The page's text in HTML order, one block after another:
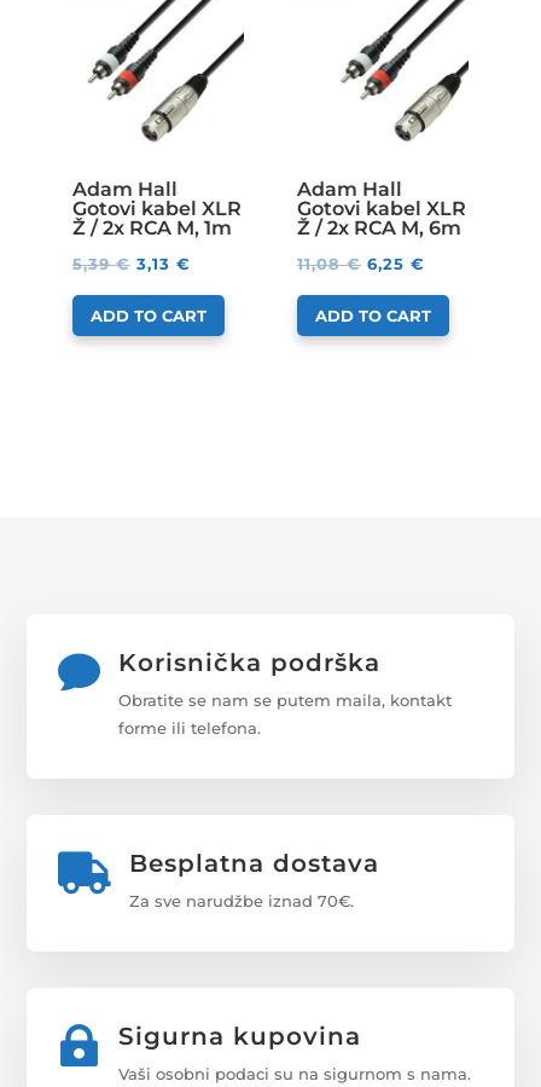
Adam Hall
Gotovi kabel XLR
Ž / 2x RCA M, 1m
5,39€ 3,13 €
ADD TO CART
Adam Hall
Gotovi kabel XLR
Ž / 2x RCA M, 6m
11,08€ 6,25€
ADD TO CART
 Korisnička podrška
Obratite se nam se putem maila, kontakt
forme ili telefona.
 Besplatna dostava
Za sve narudžbe iznad 70€.
 Sigurna kupovina
Vaši osobni podaci su na sigurnom s nama.